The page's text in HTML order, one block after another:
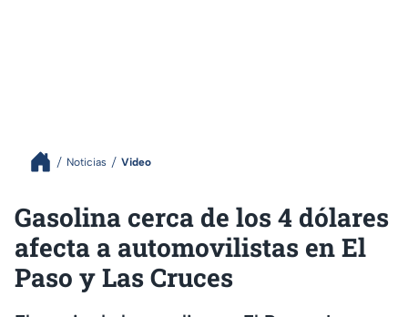
Noticias Video
Gasolina cerca de los 4 dólares
afecta a automovilistas en El
Paso y Las Cruces